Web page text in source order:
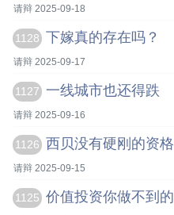
请辩 2025-09-18
1128 下嫁真的存在吗？
请辩 2025-09-17
1127 一线城市也还得跌
请辩 2025-09-16
1126 西贝没有硬刚的资格
请辩 2025-09-15
1125 价值投资你做不到的